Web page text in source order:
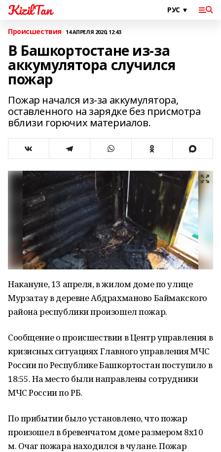
KizilTan
Происшествия 14 АПРЕЛЯ 2020, 12:43
В Башкортостане из-за
аккумулятора случился
пожар
Пожар начался из-за аккумулятора,
оставленного на зарядке без присмотра
вблизи горючих материалов.
Накануне, 13 апреля, в жилом доме по улице
Мурзатау в деревне Абдрахманово Баймакского
района республики произошел пожар.
Сообщение о происшествии в Центр управления в
кризисных ситуациях Главного управления МЧС
России по Республике Башкортостан поступило в
18:55. На место были направлены сотрудники
МЧС России по РБ.
По прибытии было установлено, что пожар
произошел в бревенчатом доме размером 8х10
м. Очаг пожара находился в чулане. Пожар